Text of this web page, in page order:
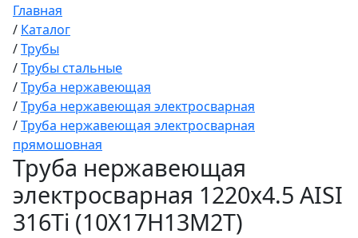
Главная
/ Каталог
/Трубы
/Трубы стальные
/Труба нержавеющая
/Труба нержавеющая электросварная
/Труба нержавеющая электросварная
прямошовная
Труба нержавеющая
электросварная 1220х4.5 AISI
316Ti (10Х17Н13М2Т)